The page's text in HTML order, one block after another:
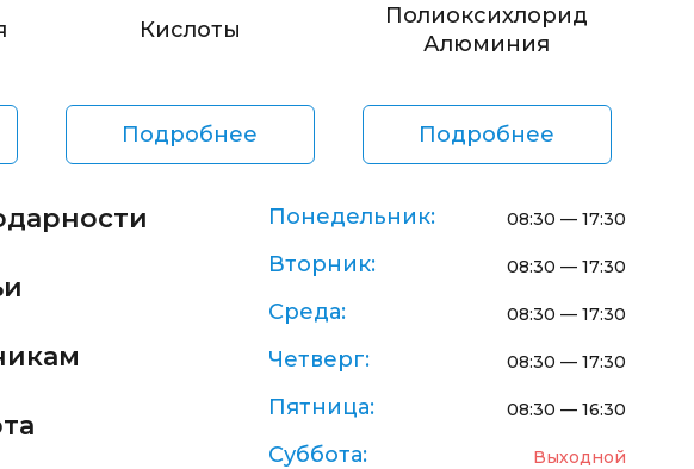
Кислоты
Подробнее
Полиоксихлорид
Алюминия
Подробнее
Понедельник: 08:30 — 17:30
Вторник: 08:30 — 17:30
Среда: 08:30 — 17:30
Четверг: 08:30 — 17:30
Пятница: 08:30 — 16:30
Суббота: Выходной